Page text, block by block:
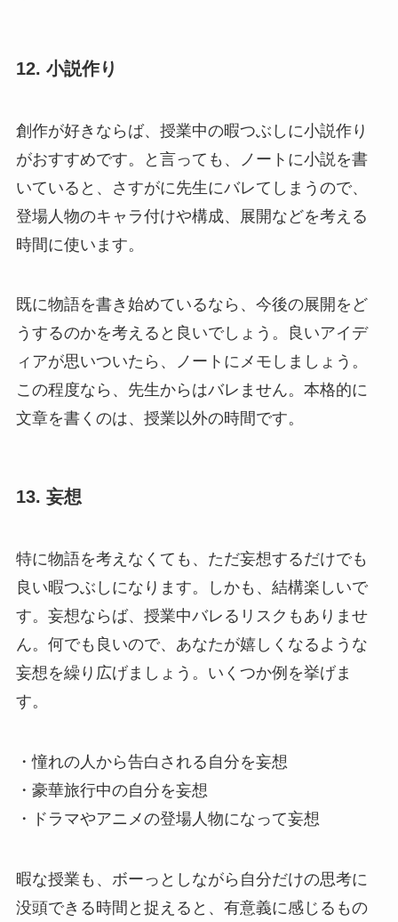
12. 小説作り
創作が好きならば、授業中の暇つぶしに小説作り
がおすすめです。と言っても、ノートに小説を書
いていると、さすがに先生にバレてしまうので、
登場人物のキャラ付けや構成、展開などを考える
時間に使います。
既に物語を書き始めているなら、今後の展開をど
うするのかを考えると良いでしょう。良いアイデ
ィアが思いついたら、ノートにメモしましょう。
この程度なら、先生からはバレません。本格的に
文章を書くのは、授業以外の時間です。
13. 妄想
特に物語を考えなくても、ただ妄想するだけでも
良い暇つぶしになります。しかも、結構楽しいで
す。妄想ならば、授業中バレるリスクもありませ
ん。何でも良いので、あなたが嬉しくなるような
妄想を繰り広げましょう。いくつか例を挙げま
す。
・憧れの人から告白される自分を妄想
・豪華旅行中の自分を妄想
・ドラマやアニメの登場人物になって妄想
暇な授業も、ボーっとしながら自分だけの思考に
没頭できる時間と捉えると、有意義に感じるもの